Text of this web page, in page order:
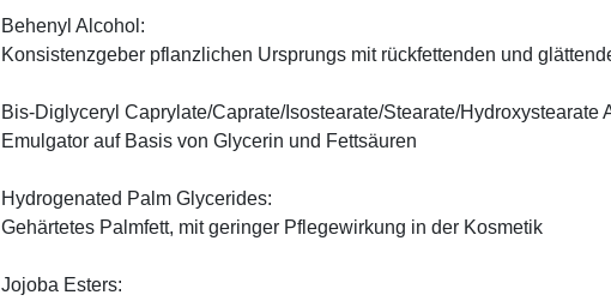
Behenyl Alcohol:
Konsistenzgeber pflanzlichen Ursprungs mit rückfettenden und
Bis-Diglyceryl Caprylate/Caprate/Isostearate/Stearate/Hydroxystearate
Emulgator auf Basis von Glycerin und Fettsäuren
Hydrogenated Palm Glycerides:
Gehärtetes Palmfett, mit geringer Pflegewirkung in der Kosmetik
Jojoba Esters: